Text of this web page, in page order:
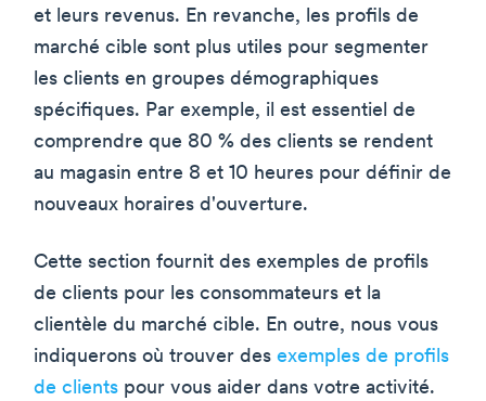
et leurs revenus. En revanche, les profils de
marché cible sont plus utiles pour segmenter
les clients en groupes démographiques
spécifiques. Par exemple, il est essentiel de
comprendre que 80 % des clients se rendent
au magasin entre 8 et 10 heures pour définir de
nouveaux horaires d'ouverture.
Cette section fournit des exemples de profils
de clients pour les consommateurs et la
clientèle du marché cible. En outre, nous vous
indiquerons où trouver des exemples de profils
de clients pour vous aider dans votre activité.